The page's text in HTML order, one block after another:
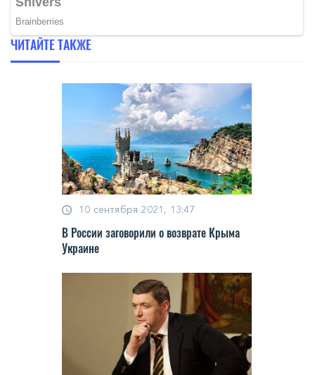
ЧИТАЙТЕ ТАКЖЕ
10 сентября 2021, 13:47
В России заговорили о возврате Крыма
Украине